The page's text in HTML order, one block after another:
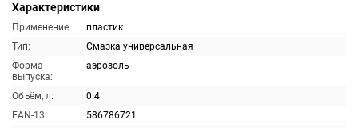
Характеристики
Применение:
пластик
Тип:
Смазка универсальная
Форма
выпуска:
аэрозоль
Объём, л:
0.4
EAN-13:
586786721